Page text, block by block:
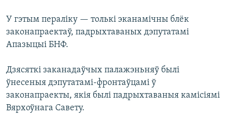
У гэтым пераліку — толькі эканамічны блёк
законапраектаў, падрыхтаваных дэпутатамі
Апазыцыі БНФ.
Дзясяткі заканадаўчых палажэньняў былі
ўнесеныя дэпутатамі-фронтаўцамі ў
законапраекты, якія былі падрыхтаваныя камісіямі
Вярхоўнага Савету.